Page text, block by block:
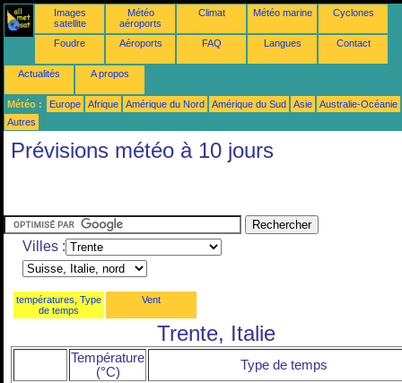
Images
satellite
Météo
aéroports
Climat Météo marine Cyclones
Foudre Aéroports FAQ Langues Contact
Actualités A propos
Météo : Europe Afrique Amérique du Nord Amérique du Sud Asie
Australie-Océanie
Autres
Prévisions météo à 10 jours
Villes :
températures, Type
de temps
Vent
Trente, Italie
Température
(°C)
Type de temps